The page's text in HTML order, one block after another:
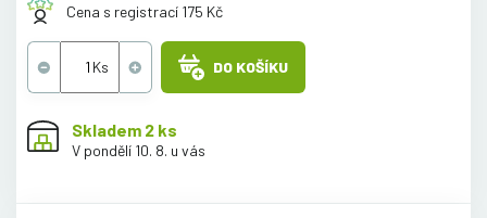
Cena s registrací 175 Kč
DO KOŠÍKU
Skladem 2 ks
V pondělí 10. 8. u vás